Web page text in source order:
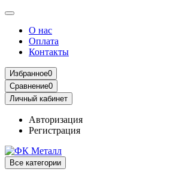
О нас
Оплата
Контакты
Избранное0
Сравнение0
Личный кабинет
Авторизация
Регистрация
Все категории